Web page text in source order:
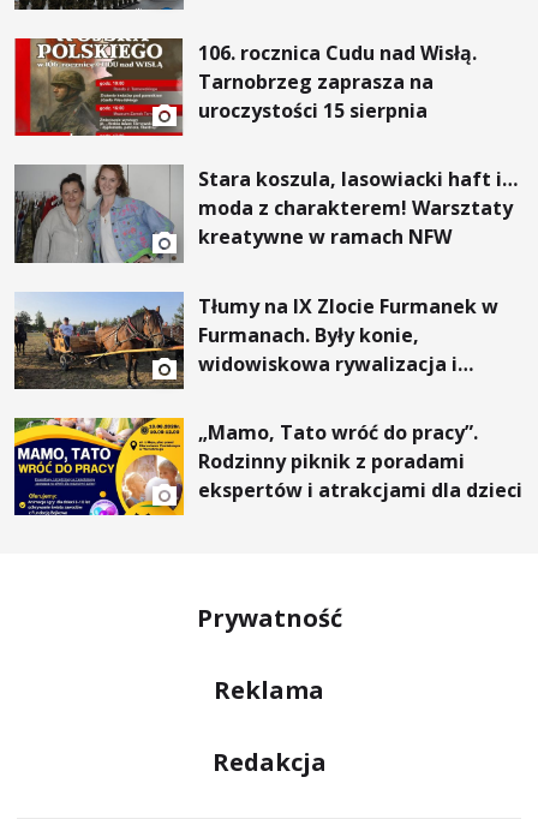
106. rocznica Cudu nad Wisłą.
Tarnobrzeg zaprasza na
uroczystości 15 sierpnia
Stara koszula, lasowiacki haft i…
moda z charakterem! Warsztaty
kreatywne w ramach NFW
Tłumy na IX Zlocie Furmanek w
Furmanach. Były konie,
widowiskowa rywalizacja i
„Mamo, Tato wróć do pracy”.
Rodzinny piknik z poradami
ekspertów i atrakcjami dla dzieci
Prywatność
Reklama
Redakcja